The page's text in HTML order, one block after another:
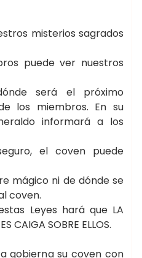
misterios sagrados
puede ver nuestros
será el próximo
los miembros. En su
informará a los
el coven puede
mágico ni de dónde se
coven.
Leyes hará que LA
CAIGA SOBRE ELLOS.
gobierna su coven con